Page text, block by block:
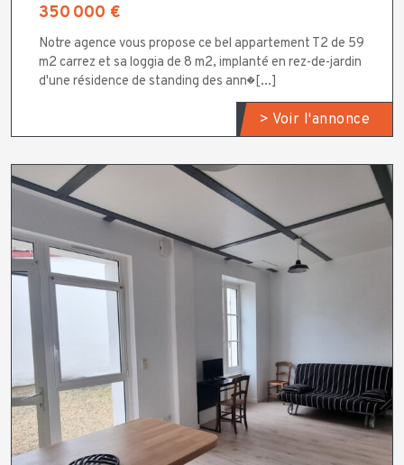
350 000 €
Notre agence vous propose ce bel appartement T2 de 59
m2 carrez et sa loggia de 8 m2, implanté en rez-de-jardin
d'une résidence de standing des ann�[...]
> Voir l'annonce